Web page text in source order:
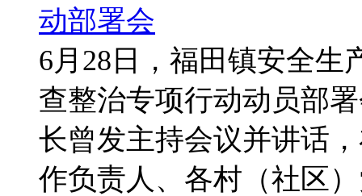
6月28日，福田镇安全生
查整治专项行动动员部
长曾发主持会议并讲话
作负责人、各村（社区